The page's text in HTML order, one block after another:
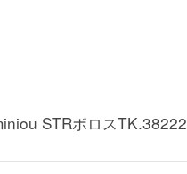
STRボロス